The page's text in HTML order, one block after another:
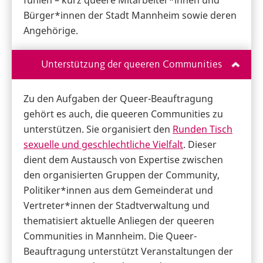
Bürger*innen der Stadt Mannheim sowie deren
Angehörige.
Unterstützung der queeren Communities
Zu den Aufgaben der Queer-Beauftragung
gehört es auch, die queeren Communities zu
unterstützen. Sie organisiert den Runden Tisch
sexuelle und geschlechtliche Vielfalt. Dieser
dient dem Austausch von Expertise zwischen
den organisierten Gruppen der Community,
Politiker*innen aus dem Gemeinderat und
Vertreter*innen der Stadtverwaltung und
thematisiert aktuelle Anliegen der queeren
Communities in Mannheim. Die Queer-
Beauftragung unterstützt Veranstaltungen der